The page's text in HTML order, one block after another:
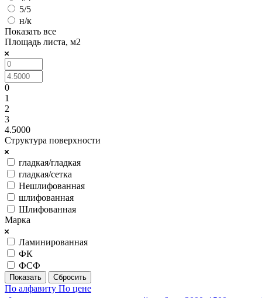
5/5
н/к
Показать все
Площадь листа, м2
0
1
2
3
4.5000
Структура поверхности
гладкая/гладкая
гладкая/сетка
Нешлифованная
шлифованная
Шлифованная
Марка
Ламинированная
ФК
ФСФ
Сбросить
По алфавиту По цене